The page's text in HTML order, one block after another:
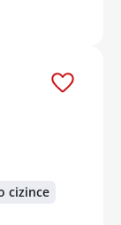
cizince